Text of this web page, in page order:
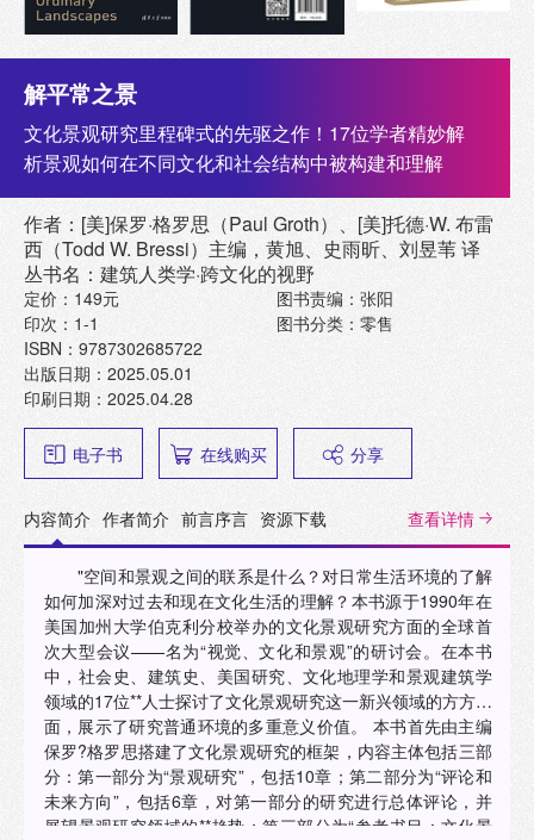
解平常之景
文化景观研究里程碑式的先驱之作！17位学者精妙解
析景观如何在不同文化和社会结构中被构建和理解
作者：[美]保罗·格罗思（Paul Groth）、[美]托德·W. 布雷
西（Todd W. Bressi）主编，黄旭、史雨昕、刘昱苇 译
丛书名：建筑人类学·跨文化的视野
定价：149元
印次：1-1
ISBN：9787302685722
出版日期：2025.05.01
印刷日期：2025.04.28
图书责编：张阳
图书分类：零售
电子书 在线购买 分享
内容简介 作者简介 前言序言 资源下载 查看详情
"空间和景观之间的联系是什么？对日常生活环境的了解
如何加深对过去和现在文化生活的理解？本书源于1990年在
美国加州大学伯克利分校举办的文化景观研究方面的全球首
次大型会议——名为“视觉、文化和景观”的研讨会。在本书
中，社会史、建筑史、美国研究、文化地理学和景观建筑学
领域的17位**人士探讨了文化景观研究这一新兴领域的方方面
面，展示了研究普通环境的多重意义价值。 本书首先由主编
保罗?格罗思搭建了文化景观研究的框架，内容主体包括三部
分：第一部分为“景观研究”，包括10章；第二部分为“评论和
未来方向”，包括6章，对第一部分的研究进行总体评论，并
展望景观研究领域的**趋势；第三部分为“参考书目：文化景